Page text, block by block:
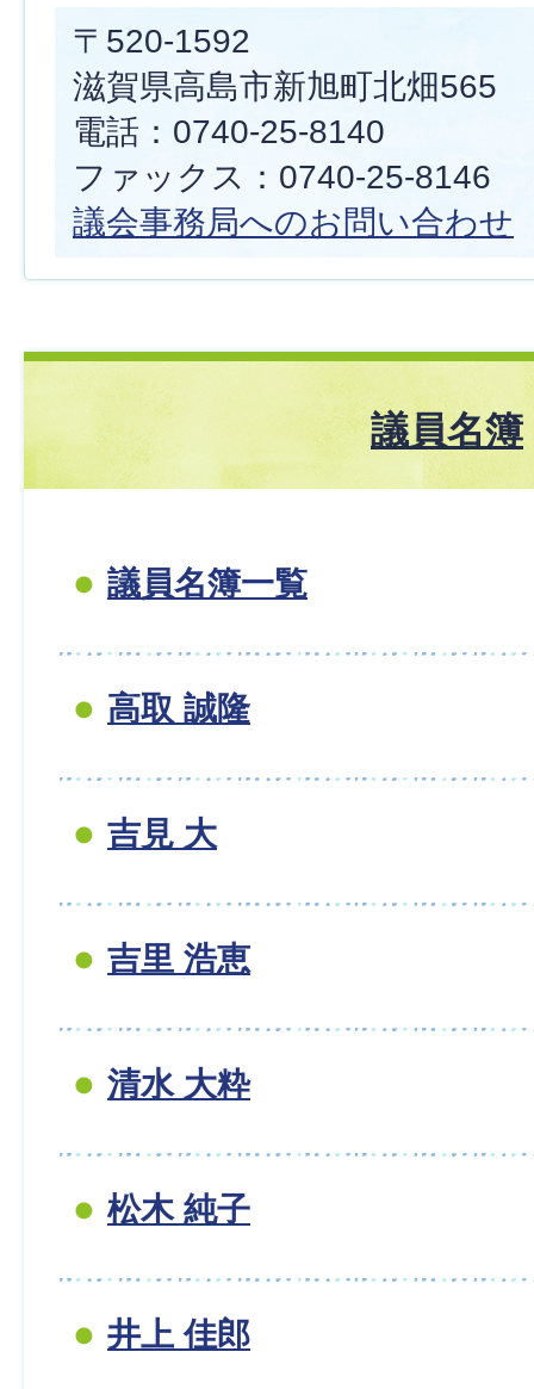
〒520-1592
滋賀県高島市新旭町北畑565
電話：0740-25-8140
ファックス：0740-25-8146
議会事務局へのお問い合わせ
議員名簿
議員名簿一覧
高取 誠隆
吉見 大
吉里 浩恵
清水 大粋
松木 純子
井上 佳郎